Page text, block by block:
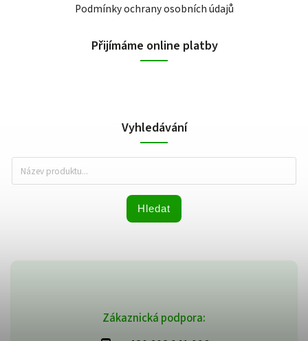
Zákaznická podpora:
Podmínky ochrany osobních údajů
Přijímáme online platby
Vyhledávání
Hledat